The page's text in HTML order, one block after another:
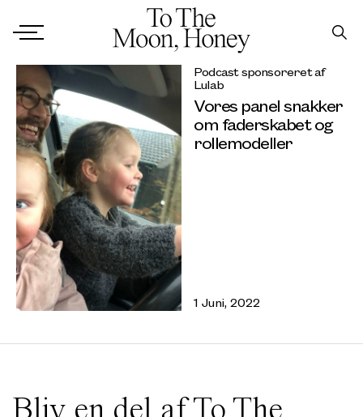
Podcast sponsoreret af
Lulab
Vores panel snakker
om faderskabet og
rollemodeller
1 Juni, 2022
Bliv en del af To The